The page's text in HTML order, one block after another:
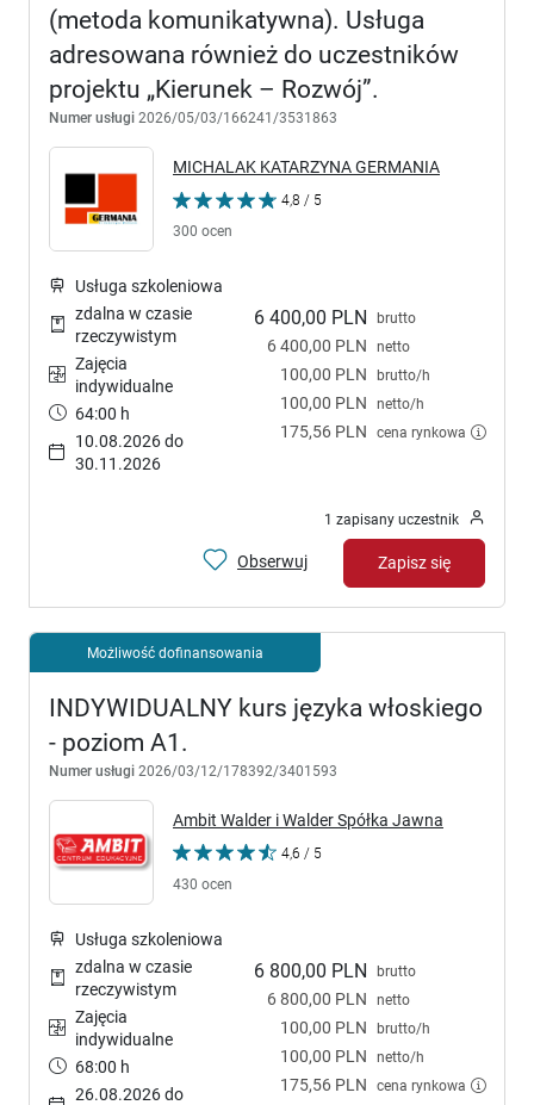
(metoda komunikatywna). Usługa
adresowana również do uczestników
projektu „Kierunek – Rozwój”.
Numer usługi 2026/05/03/166241/3531863
MICHALAK KATARZYNA GERMANIA
4,8 / 5
300 ocen
6 400,00 PLN brutto
6 400,00 PLN netto
100,00 PLN brutto/h
100,00 PLN netto/h
175,56 PLN cena rynkowa
Usługa szkoleniowa
zdalna w czasie
rzeczywistym
Zajęcia
indywidualne
64:00 h
10.08.2026 do
30.11.2026
1 zapisany uczestnik
Obserwuj Zapisz się
Możliwość dofinansowania
INDYWIDUALNY kurs języka włoskiego
- poziom A1.
Numer usługi 2026/03/12/178392/3401593
Ambit Walder i Walder Spółka Jawna
4,6 / 5
430 ocen
6 800,00 PLN brutto
6 800,00 PLN netto
100,00 PLN brutto/h
100,00 PLN netto/h
175,56 PLN cena rynkowa
Usługa szkoleniowa
zdalna w czasie
rzeczywistym
Zajęcia
indywidualne
68:00 h
26.08.2026 do